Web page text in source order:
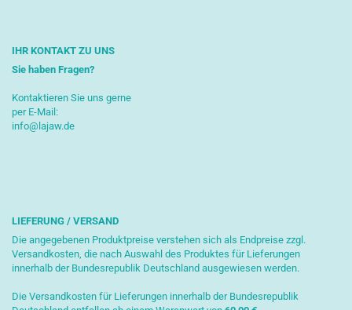
IHR KONTAKT ZU UNS
Sie haben Fragen?
Kontaktieren Sie uns gerne
per E-Mail:
info@lajaw.de
LIEFERUNG / VERSAND
Die angegebenen Produktpreise verstehen sich als Endpreise zzgl.
Versandkosten, die nach Auswahl des Produktes für Lieferungen
innerhalb der Bundesrepublik Deutschland ausgewiesen werden.
Die Versandkosten für Lieferungen innerhalb der Bundesrepublik